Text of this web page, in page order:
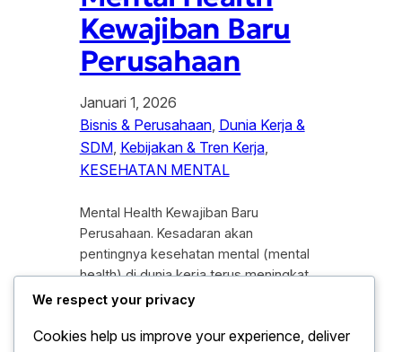
Kewajiban Baru
Perusahaan
Januari 1, 2026
Bisnis & Perusahaan, Dunia Kerja &
SDM, Kebijakan & Tren Kerja
KESEHATAN MENTAL
Mental Health Kewajiban Baru
Perusahaan. Kesadaran akan
pentingnya kesehatan mental (mental
health) di dunia kerja terus meningkat
dalam beberapa tahun terakhir.
hingga tuntutan produktivitas tinggi
We respect your privacy
Cookies help us improve your experience, deliver